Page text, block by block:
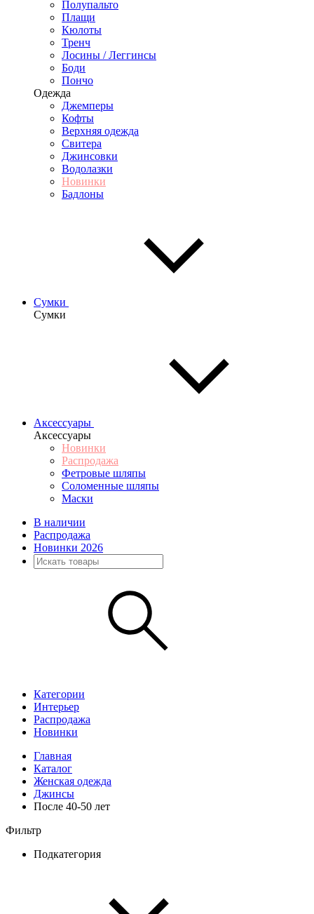
Полупальто
Плащи
Кюлоты
Тренч
Лосины / Леггинсы
Боди
Пончо
Одежда
Джемперы
Кофты
Верхняя одежда
Свитера
Джинсовки
Водолазки
Новинки
Бадлоны
Сумки
Сумки
Аксессуары
Аксессуары
Новинки
Распродажа
Фетровые шляпы
Соломенные шляпы
Маски
В наличии
Распродажа
Новинки 2026
Категории
Интерьер
Распродажа
Новинки
Главная
Каталог
Женская одежда
Джинсы
После 40-50 лет
Фильтр
Подкатегория